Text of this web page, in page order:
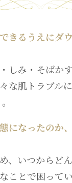
きるうえにダ
しみ・そばか
な肌トラブル
になったのか
、いつからど
ことで困って